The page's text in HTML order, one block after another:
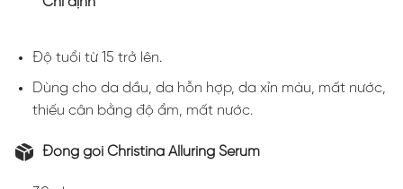
Độ tuổi từ 15 trở lên.
Dùng cho da dầu, da hỗn hợp, da xỉn màu, mất nước,
thiếu cân bằng độ ẩm, mất nước.
Đóng gói Christina Alluring Serum